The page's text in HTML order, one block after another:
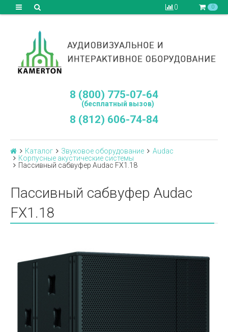
0 0
8 (800) 775-07-64
(бесплатный вызов)
8 (812) 606-74-84
Каталог Звуковое оборудование
Audac
Корпусные акустические системы
Пассивный сабвуфер Audac FX1.18
Пассивный сабвуфер Audac
FX1.18